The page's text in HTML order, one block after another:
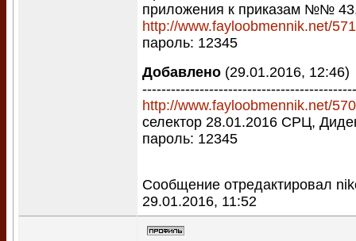
приложения к приказам №№
http://www.fayloobmennik.net/
пароль: 12345
Добавлено (29.01.2016, 12:46)
---------------------------------------------
http://www.fayloobmennik.net/
селектор 28.01.2016 СРЦ,
пароль: 12345
Сообщение отредактировал
29.01.2016, 11:52